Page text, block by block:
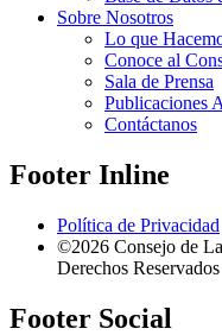
Sobre Nosotros
Lo que
Conoce al
Sala de Prensa
Publicaciones
Contáctanos
Footer Inline
Política de Privacidad
©2026 Consejo de
Derechos Reservados
Footer Social